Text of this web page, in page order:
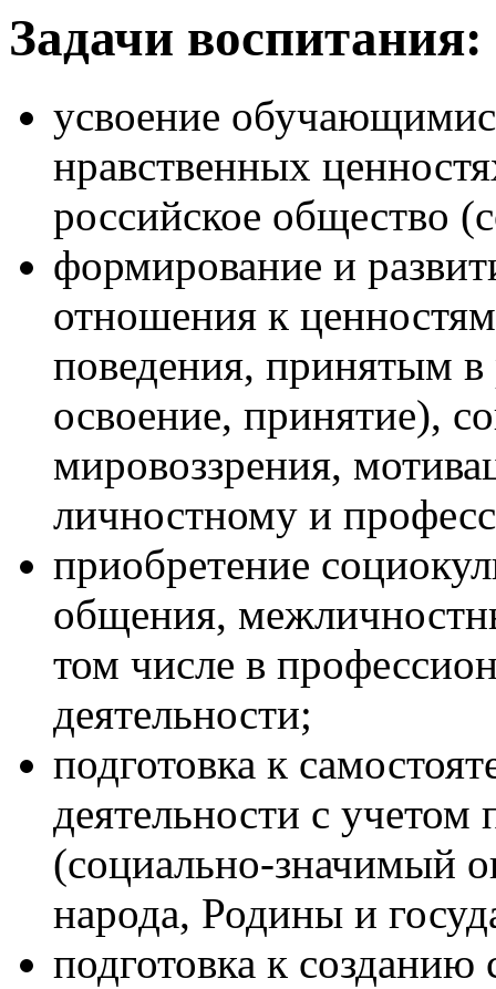
Задачи воспитания:
усвоение
нравственных
российское общество
формирование и
отношения к
поведения, принятым
освоение, принятие),
мировоззрения,
личностному и
приобретение
общения,
том числе в
деятельности;
подготовка к
деятельности с
(социально-значимый
народа, Родины и
подготовка к